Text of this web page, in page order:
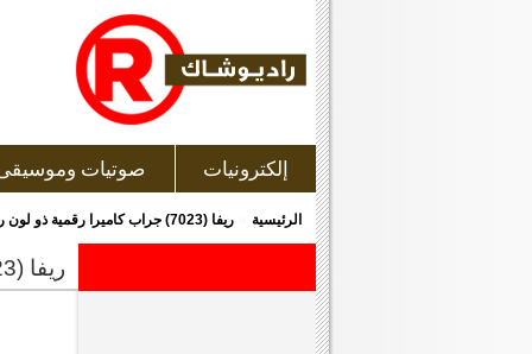
إلكترونيات صوتيات
الرئيسية ريفا (7023) جراب كاميرا رقمية ذو لون رمادى غامق
ريفا (7023) جراب كاميرا رقمية ذو لون رمادى غامق